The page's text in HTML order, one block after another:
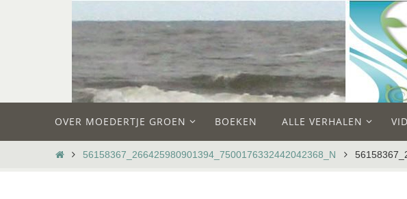
de
OVER MOEDERTJE GROEN BOEKEN ALLE VERHALEN
HOME56158367_266425980901394_7500176332442042368_N